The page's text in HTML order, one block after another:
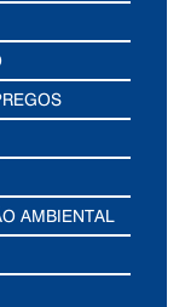
AMBIENTAL